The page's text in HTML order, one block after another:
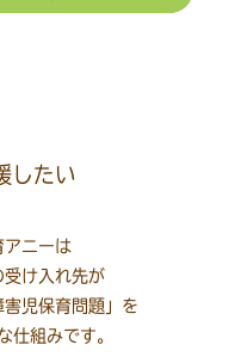
したい
アニーは
受け入れ先が
児保育問題」を
仕組みです。